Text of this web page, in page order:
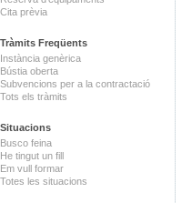
Cita prèvia
Tràmits Freqüents
Instància genèrica
Bústia oberta
Subvencions per a la contractació
Tots els tràmits
Situacions
Busco feina
He tingut un fill
Em vull formar
Totes les situacions